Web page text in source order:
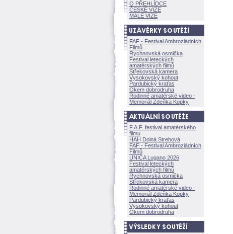
O PŘEHLÍDCE
ČESKÉ VIZE
MALÉ VIZE
FAF - Festival Ambroziádních
Filmů
Rychnovská osmička
Festival leteckých
amatérských filmů
Střekovská kamera
Vysokovský kohout
Pardubický kraťas
Okem dobrodruha
Rodinné amatérské video -
Memoriál Zdeňka Kopky
F.A.F. festival amatérského
filmu
HAH Dolná Strehov
FAF - Festival Ambroziádních
Filmů
UNICA Lugano 2026
Festival leteckých
amatérských filmů
Rychnovská osmička
Střekovská kamera
Rodinné amatérské video -
Memoriál Zdeňka Kopky
Pardubický kraťas
Vysokovský kohout
Okem dobrodruha